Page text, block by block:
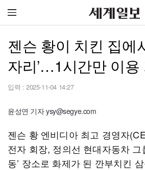
젠슨 황이 치킨 집에
자리’…1시간만 이용
입력 : 2025-11-04 14:27
윤성연 기자 ysy@segye.com
젠슨 황 엔비디아 최고 경영자
전자 회장, 정의선 현대자동차 그
동’ 장소로 화제가 된 깐부치킨